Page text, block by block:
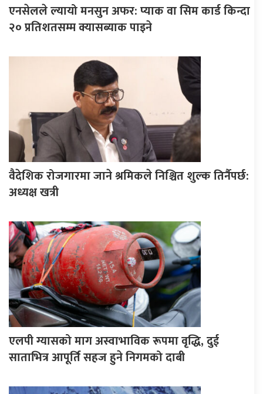
एनसेलले ल्यायो मनसुन अफर: प्याक वा सिम कार्ड किन्दा
२० प्रतिशतसम्म क्यासब्याक पाइने
वैदेशिक रोजगारमा जाने श्रमिकले निश्चित शुल्क तिर्नैपर्छ:
अध्यक्ष खत्री
एलपी ग्यासको माग अस्वाभाविक रूपमा वृद्धि, दुई
साताभित्र आपूर्ति सहज हुने निगमको दाबी